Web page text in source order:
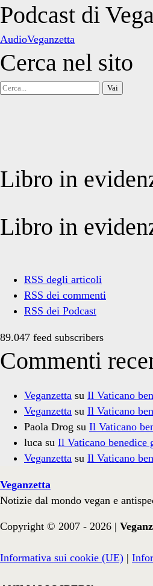
degli
articoli
Podcast di
AudioVeganzetta
Cerca nel sito
Cerca
Libro in
Libro in
RSS degli articoli
RSS dei commenti
RSS dei Podcast
89.047 feed subscribers
Commenti
Veganzetta su Il Vaticano
Veganzetta su Il Vaticano
Paola Drog su Il Vaticano
luca su Il Vaticano benedice
Veganzetta su Il Vaticano
Veganzetta
Notizie dal mondo vegan e
Copyright © 2007 - 2026 |
Informativa sui cookie (UE) |